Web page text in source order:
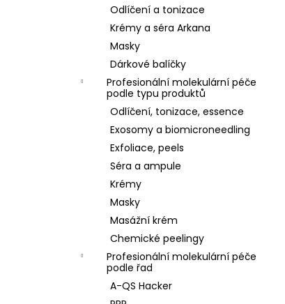
Odlíčení a tonizace
Krémy a séra Arkana
Masky
Dárkové balíčky
Profesionální molekulární péče
podle typu produktů
Odlíčení, tonizace, essence
Exosomy a biomicroneedling
Exfoliace, peels
Séra a ampule
Krémy
Masky
Masážní krém
Chemické peelingy
Profesionální molekulární péče
podle řad
A-QS Hacker